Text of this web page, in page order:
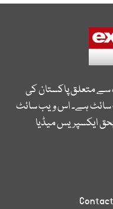
سے متعلق پاکستان کی
سائٹ ہے۔ اس ویب سائٹ
ایکسپریس میڈیا
Contact